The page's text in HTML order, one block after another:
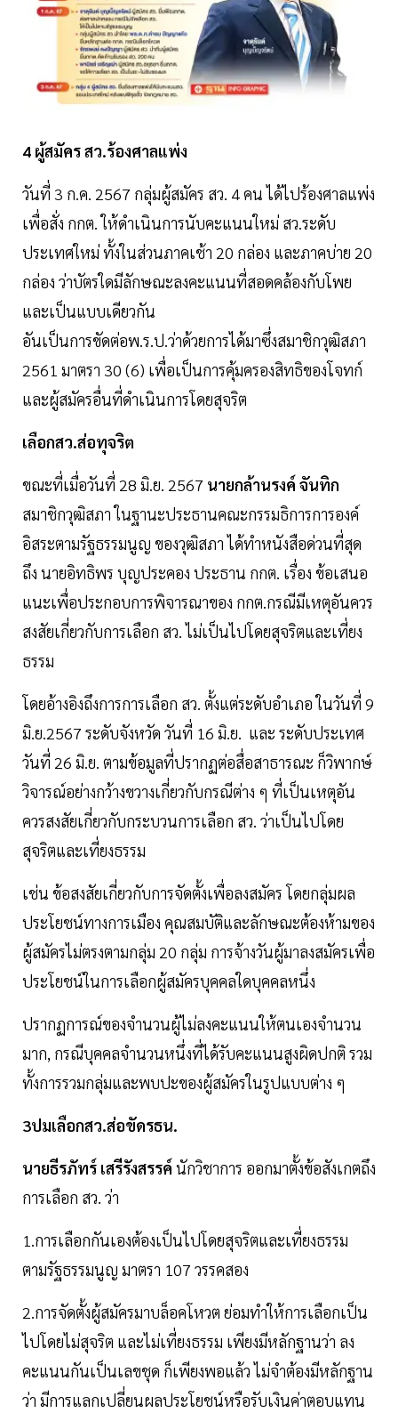
4 ผู้สมัคร สว.ร้องศาลแพ่ง
วันที่ 3 ก.ค. 2567 กลุ่มผู้สมัคร สว. 4 คน ได้ไปร้องศาลแพ่ง
เพื่อสั่ง กกต. ให้ดำเนินการนับคะแนนใหม่ สว.ระดับ
ประเทศใหม่ ทั้งในส่วนภาคเช้า 20 กล่อง และภาคบ่าย 20
กล่อง ว่าบัตรใดมีลักษณะลงคะแนนที่สอดคล้องกับโพย
และเป็นแบบเดียวกัน
อันเป็นการขัดต่อพ.ร.ป.ว่าด้วยการได้มาซึ่งสมาชิกวุฒิสภา
2561 มาตรา 30 (6) เพื่อเป็นการคุ้มครองสิทธิของโจทก์
และผู้สมัครอื่นที่ดำเนินการโดยสุจริต
เลือกสว.ส่อทุจริต
ขณะที่เมื่อวันที่ 28 มิ.ย. 2567 นายกล้านรงค์ จันทิก
สมาชิกวุฒิสภา ในฐานะประธานคณะกรรมธิการการองค์
อิสระตามรัฐธรรมนูญ ของวุฒิสภา ได้ทำหนังสือด่วนที่สุด
ถึง นายอิทธิพร บุญประคอง ประธาน กกต. เรื่อง ข้อเสนอ
แนะเพื่อประกอบการพิจารณาของ กกต.กรณีมีเหตุอันควร
สงสัยเกี่ยวกับการเลือก สว. ไม่เป็นไปโดยสุจริตและเที่ยง
ธรรม
โดยอ้างอิงถึงการการเลือก สว. ตั้งแต่ระดับอำเภอ ในวันที่ 9
มิ.ย.2567 ระดับจังหวัด วันที่ 16 มิ.ย. และ ระดับประเทศ
วันที่ 26 มิ.ย. ตามข้อมูลที่ปรากฏต่อสื่อสาธารณะ ก็วิพากษ์
วิจารณ์อย่างกว้างขวางเกี่ยวกับกรณีต่าง ๆ ที่เป็นเหตุอัน
ควรสงสัยเกี่ยวกับกระบวนการเลือก สว. ว่าเป็นไปโดย
สุจริตและเที่ยงธรรม
เช่น ข้อสงสัยเกี่ยวกับการจัดตั้งเพื่อลงสมัคร โดยกลุ่มผล
ประโยชน์ทางการเมือง คุณสมบัติและลักษณะต้องห้ามของ
ผู้สมัครไม่ตรงตามกลุ่ม 20 กลุ่ม การจ้างวันผู้มาลงสมัครเพื่อ
ประโยชน์ในการเลือกผู้สมัครบุคคลใดบุคคลหนึ่ง
ปรากฏการณ์ของจำนวนผู้ไม่ลงคะแนนให้ตนเองจำนวน
มาก, กรณีบุคคลจำนวนหนึ่งที่ได้รับคะแนนสูงผิดปกติ รวม
ทั้งการรวมกลุ่มและพบปะของผู้สมัครในรูปแบบต่าง ๆ
3ปมเลือกสว.ส่อขัดรธน.
นายธีรภัทร์ เสรีรังสรรค์ นักวิชาการ ออกมาตั้งข้อสังเกตถึง
การเลือก สว. ว่า
1.การเลือกกันเองต้องเป็นไปโดยสุจริตและเที่ยงธรรม
ตามรัฐธรรมนูญ มาตรา 107 วรรคสอง
2.การจัดตั้งผู้สมัครมาบล็อคโหวต ย่อมทำให้การเลือกเป็น
ไปโดยไม่สุจริต และไม่เที่ยงธรรม เพียงมีหลักฐานว่า ลง
คะแนนกันเป็นเลขชุด ก็เพียงพอแล้ว ไม่จำต้องมีหลักฐาน
ว่า มีการแลกเปลี่ยนผลประโยชน์หรือรับเงินค่าตอบแทน